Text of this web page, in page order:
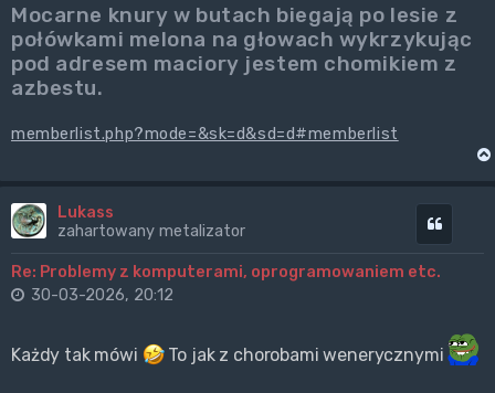
Mocarne knury w butach biegają po lesie z
połówkami melona na głowach wykrzykując
pod adresem maciory jestem chomikiem z
azbestu.
memberlist.php?mode=&sk=d&sd=d#memberlist
Lukass
zahartowany metalizator
Re: Problemy z komputerami, oprogramowaniem etc.
30-03-2026, 20:12
Każdy tak mówi To jak z chorobami wenerycznymi